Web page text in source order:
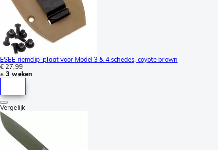
ESEE riemclip-plaat voor Model 3 & 4 schedes, coyote brown
€ 27,99
± 3 weken
Vergelijk